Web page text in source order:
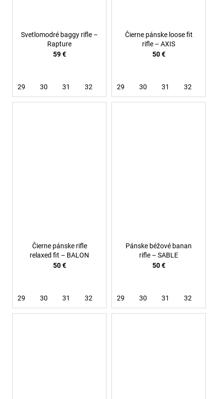
Svetlomodré baggy rifle –
Rapture
59 €
29 30 31 32
Čierne pánske loose fit
rifle – AXIS
50 €
29 30 31 32
Čierne pánske rifle
relaxed fit – BALON
50 €
29 30 31 32
Pánske béžové banan
rifle – SABLE
50 €
29 30 31 32